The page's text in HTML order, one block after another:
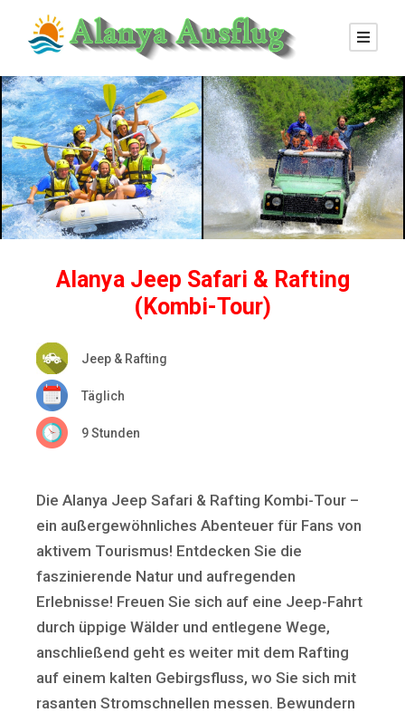
Alanya Jeep Safari & Rafting
(Kombi-Tour)
Jeep & Rafting
Täglich
9 Stunden
Die Alanya Jeep Safari & Rafting Kombi-Tour –
ein außergewöhnliches Abenteuer für Fans von
aktivem Tourismus! Entdecken Sie die
faszinierende Natur und aufregenden
Erlebnisse! Freuen Sie sich auf eine Jeep-Fahrt
durch üppige Wälder und entlegene Wege,
anschließend geht es weiter mit dem Rafting
auf einem kalten Gebirgsfluss, wo Sie sich mit
rasanten Stromschnellen messen. Bewundern